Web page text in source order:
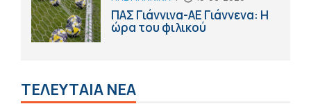
ΠΑΣ Γιάννινα-ΑΕ Γιάννενα: Η
ώρα του φιλικού
ΤΕΛΕΥΤΑΙΑ ΝΕΑ